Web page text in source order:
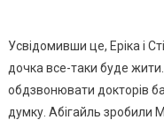
Усвідомивши це, Еріка і
дочка все-таки буде
обдзвонювати докторів
думку. Абігайль зробили